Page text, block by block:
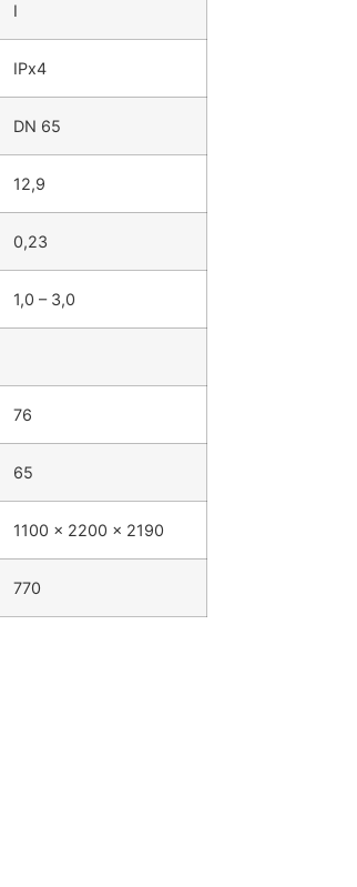
I
IPx4
DN 65
12,9
0,23
1,0 – 3,0
76
65
1100 x 2200 x 2190
770